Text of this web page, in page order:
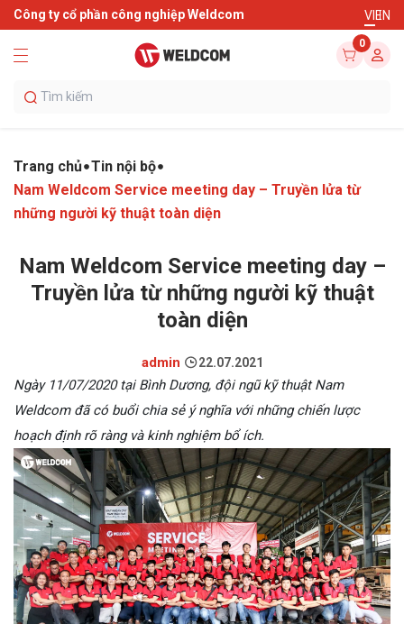
Công ty cổ phần công nghiệp Weldcom VIEN
0
Trang chủ Tin nội bộ
Nam Weldcom Service meeting day – Truyền lửa từ
những người kỹ thuật toàn diện
Nam Weldcom Service meeting day –
Truyền lửa từ những người kỹ thuật
toàn diện
admin 22.07.2021
Ngày 11/07/2020 tại Bình Dương, đội ngũ kỹ thuật Nam
Weldcom đã có buổi chia sẻ ý nghĩa với những chiến lược
hoạch định rõ ràng và kinh nghiệm bổ ích.